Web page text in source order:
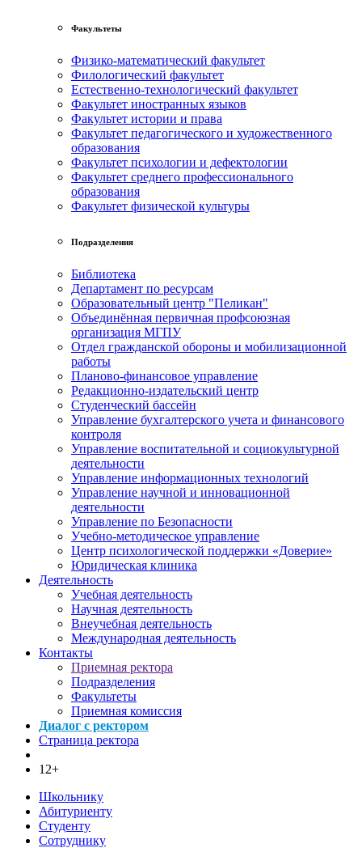
Факультеты
Физико-математический факультет
Филологический факультет
Естественно-технологический факультет
Факультет иностранных языков
Факультет истории и права
Факультет педагогического и художественного
образования
Факультет психологии и дефектологии
Факультет среднего профессионального
образования
Факультет физической культуры
Подразделения
Библиотека
Департамент по ресурсам
Образовательный центр "Пеликан"
Объединённая первичная профсоюзная
организация МГПУ
Отдел гражданской обороны и мобилизационной
работы
Планово-финансовое управление
Редакционно-издательский центр
Студенческий бассейн
Управление бухгалтерского учета и финансового
контроля
Управление воспитательной и социокультурной
деятельности
Управление информационных технологий
Управление научной и инновационной
деятельности
Управление по Безопасности
Учебно-методическое управление
Центр психологической поддержки «Доверие»
Юридическая клиника
Деятельность
Учебная деятельность
Научная деятельность
Внеучебная деятельность
Международная деятельность
Контакты
Приемная ректора
Подразделения
Факультеты
Приемная комиссия
Диалог с ректором
Страница ректора
12+
Школьнику
Абитуриенту
Студенту
Сотруднику